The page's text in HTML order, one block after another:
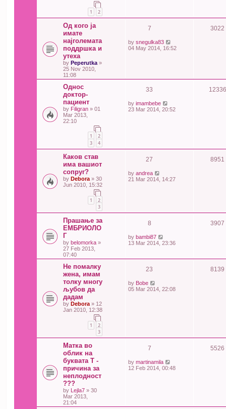
1 2
Од кого ја
имате
најголемата
поддршка и
утеха
by Peperutka »
25 Nov 2010,
11:08
7 3022
by snegulka83
04 May 2014, 16:52
Однос
доктор-
пациент
by Filigran » 01
Mar 2013,
22:10
1
2
3
4
33 12336
by imambebe
23 Mar 2014, 20:52
Каков став
има вашиот
сопруг?
by Debora » 30
Jun 2010, 15:32
1
2
3
27 8951
by andrea
21 Mar 2014, 14:27
Прашање за
ЕМБРИОЛО
Г
by belomorka »
27 Feb 2013,
07:40
8 3907
by bambi87
13 Mar 2014, 23:36
Не помалку
жена, имам
толку многу
љубов да
дадам
by Debora » 12
Jan 2010, 12:38
1
2
3
23 8139
by Bobe
05 Mar 2014, 22:08
Матка во
облик на
буквата Т -
причина за
неплодност
???
by Lejla7 » 30
Mar 2013,
21:04
7 5526
by martinamila
12 Feb 2014, 00:48